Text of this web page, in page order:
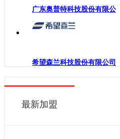
机柜
执行机构
电力电子
工业电机
甘肃
青海
新疆
澳门
台湾
广东奥普特科技股份有限公
希望森兰科技股份有限公司
最新加盟